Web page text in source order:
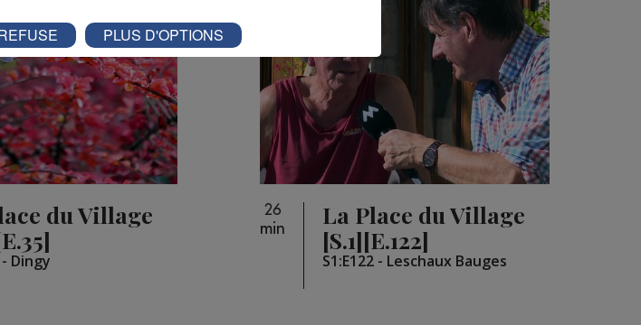
du Village
- Dingy
26
min
La Place du Village
[S.1][E.122]
S1:E122 - Leschaux Bauges
PLUS D'OPTIONS